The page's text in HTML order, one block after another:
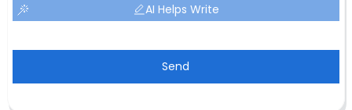
AI Helps Write
Send